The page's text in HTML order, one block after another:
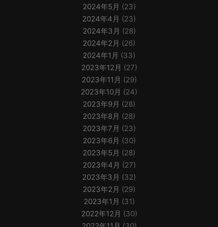
2024年5月 (23)
2024年4月 (23)
2024年3月 (28)
2024年2月 (26)
2024年1月 (33)
2023年12月 (27)
2023年11月 (29)
2023年10月 (24)
2023年9月 (28)
2023年8月 (28)
2023年7月 (23)
2023年6月 (30)
2023年5月 (28)
2023年4月 (27)
2023年3月 (32)
2023年2月 (29)
2023年1月 (31)
2022年12月 (30)